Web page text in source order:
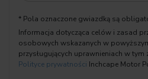
System wspomagania hamowania
Szyby regulowane elektrycznie -
Szyby tylne przyciemniane
Szyby z filtrem UV
* Pola oznaczone gwiazdką są
Informacja dotycząca celów i zasad
osobowych wskazanych w
przysługujących uprawnieniach w tym
Polityce prywatności Inchcape Motor